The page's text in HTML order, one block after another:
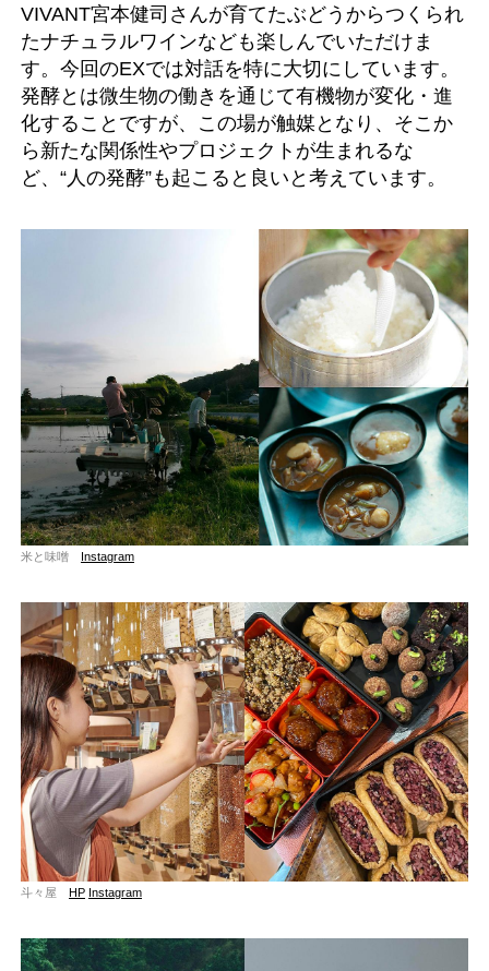
VIVANT宮本健司さんが育てたぶどうからつくられ
たナチュラルワインなども楽しんでいただけま
す。今回のEXでは対話を特に大切にしています。
発酵とは微生物の働きを通じて有機物が変化・進
化することですが、この場が触媒となり、そこか
ら新たな関係性やプロジェクトが生まれるな
ど、“人の発酵”も起こると良いと考えています。
米と味噌 Instagram
斗々屋 HP Instagram